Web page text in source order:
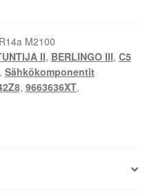
M2100
II, BERLINGO III, C5
Sähkökomponentit
, 9663636XT,